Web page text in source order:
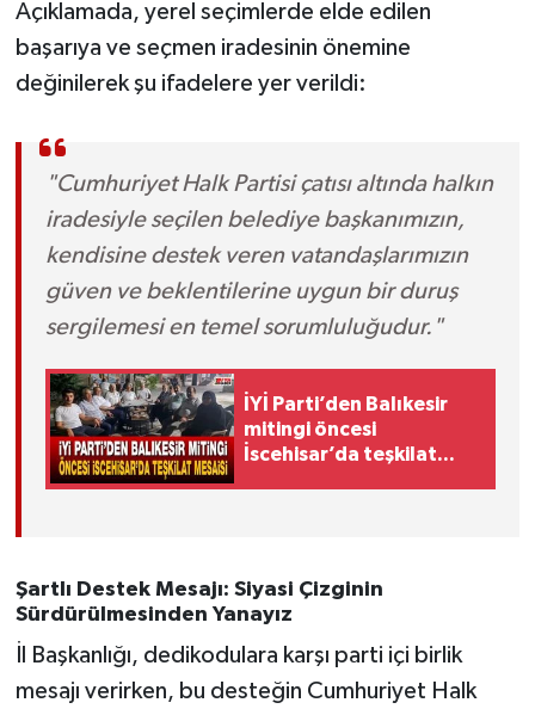
Açıklamada, yerel seçimlerde elde edilen
başarıya ve seçmen iradesinin önemine
değinilerek şu ifadelere yer verildi:
"Cumhuriyet Halk Partisi çatısı altında halkın
iradesiyle seçilen belediye başkanımızın,
kendisine destek veren vatandaşlarımızın
güven ve beklentilerine uygun bir duruş
sergilemesi en temel sorumluluğudur."
İYİ Parti’den Balıkesir
mitingi öncesi
İscehisar’da teşkilat
Şartlı Destek Mesajı: Siyasi Çizginin
Sürdürülmesinden Yanayız
İl Başkanlığı, dedikodulara karşı parti içi birlik
mesajı verirken, bu desteğin Cumhuriyet Halk